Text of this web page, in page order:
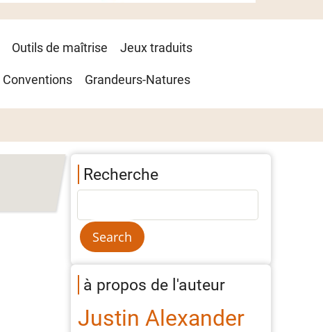
Outils de maîtrise Jeux traduits
Conventions Grandeurs-Natures
Recherche
à propos de l'auteur
Justin Alexander